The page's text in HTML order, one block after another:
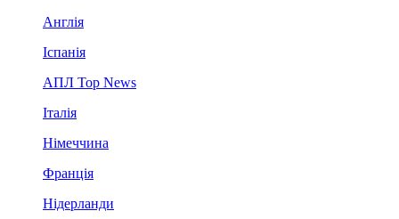
Англія
Іспанія
АПЛ Top News
Італія
Німеччина
Франція
Нідерланди